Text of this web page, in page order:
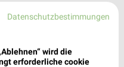
Datenschutzbestimmungen
wird die
erforderliche cookie